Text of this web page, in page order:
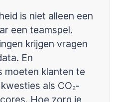
is niet alleen een
een teamspel.
krijgen vragen
En
moeten klanten te
als CO₂-
Hoe zorg je